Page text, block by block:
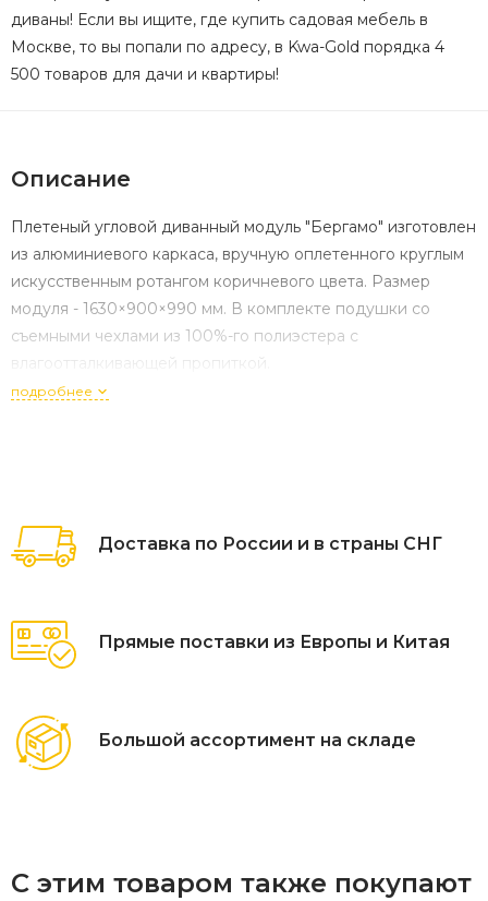
диваны! Если вы ищите, где купить садовая мебель в
Москве, то вы попали по адресу, в Kwa-Gold порядка 4
500 товаров для дачи и квартиры!
Описание
Плетеный угловой диванный модуль "Бергамо" изготовлен
из алюминиевого каркаса, вручную оплетенного круглым
искусственным ротангом коричневого цвета. Размер
модуля - 1630×900×990 мм. В комплекте подушки со
съемными чехлами из 100%-го полиэстера с
влагоотталкивающей пропиткой.
подробнее
Доставка по России и в страны СНГ
Прямые поставки из Европы и Китая
Большой ассортимент на складе
С этим товаром также покупают